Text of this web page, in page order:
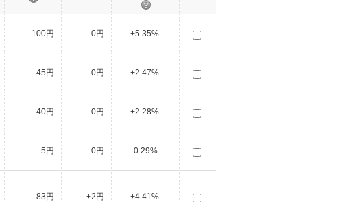
100円 0円 +5.35%
45円 0円 +2.47%
40円 0円 +2.28%
5円 0円 -0.29%
83円 +2円 +4.41%